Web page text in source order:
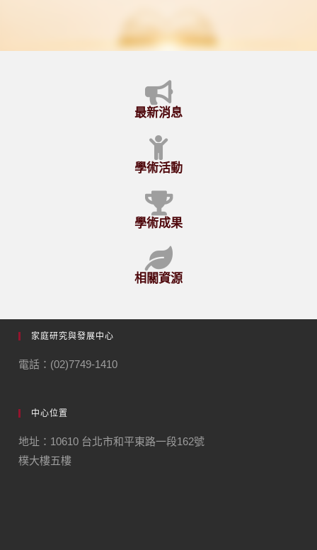
最新消息
學術活動
學術成果
相關資源
家庭研究與發展中心
電話：(02)7749-1410
中心位置
地址：10610 台北市和平東路一段162號
樸大樓五樓